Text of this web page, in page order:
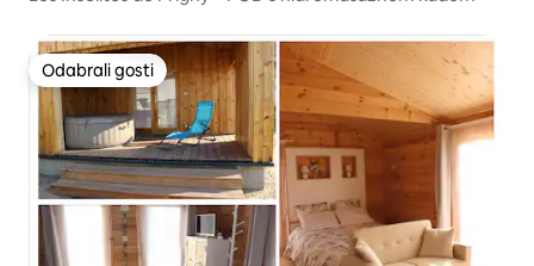
Odabrali gosti
Odabrali gosti